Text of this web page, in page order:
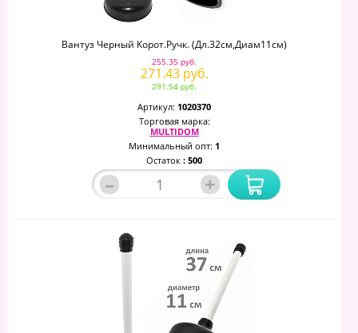
Вантуз Черный Корот.ручк. (дл.32см,диам11см)
255.35 руб.
271.43 руб.
291.54 руб.
Артикул: 1020370
Торговая марка:
MULTIDOM
Минимальный опт: 1
Остаток : 500
– +